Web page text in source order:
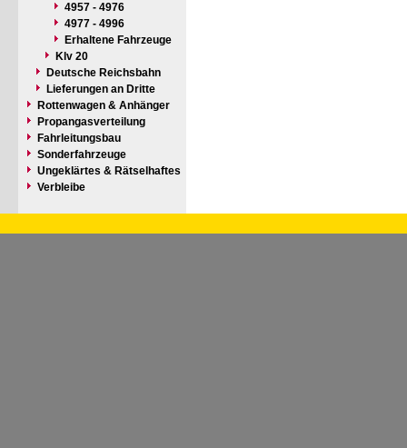
4957 - 4976
4977 - 4996
Erhaltene Fahrzeuge
Klv 20
Deutsche Reichsbahn
Lieferungen an Dritte
Rottenwagen & Anhänger
Propangasverteilung
Fahrleitungsbau
Sonderfahrzeuge
Ungeklärtes & Rätselhaftes
Verbleibe